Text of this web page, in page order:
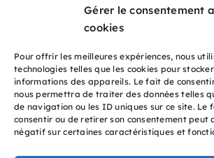
Gérer le consentement
cookies
Pour offrir les meilleures expériences, nous
technologies telles que les cookies pour
informations des appareils. Le fait de
nous permettra de traiter des données telles
de navigation ou les ID uniques sur ce site. Le
consentir ou de retirer son consentement peut
négatif sur certaines caractéristiques et
NAVIGATION
Accueil
Prestations
Réalisations
Contact